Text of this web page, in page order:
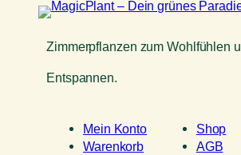
Zimmerpflanzen zum Wohlfühlen
Entspannen.
Mein Konto
Warenkorb
Shop
AGB